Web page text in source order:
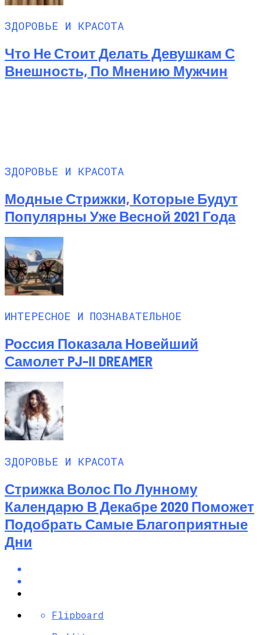
ЗДОРОВЬЕ И КРАСОТА
Что Не Стоит Делать Девушкам С
Внешность, По Мнению Мужчин
ЗДОРОВЬЕ И КРАСОТА
Модные Стрижки, Которые Будут
Популярны Уже Весной 2021 Года
ИНТЕРЕСНОЕ И ПОЗНАВАТЕЛЬНОЕ
Россия Показала Новейший
Самолет PJ–II DREAMER
ЗДОРОВЬЕ И КРАСОТА
Стрижка Волос По Лунному
Календарю В Декабре 2020 Поможет
Подобрать Самые Благоприятные
Дни
Flipboard